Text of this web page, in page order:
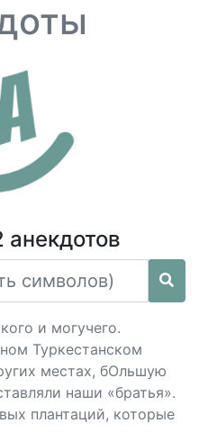
анекдотов
и могучего.
Туркестанском
местах, бОльшую
наши «братья».
плантаций, которые